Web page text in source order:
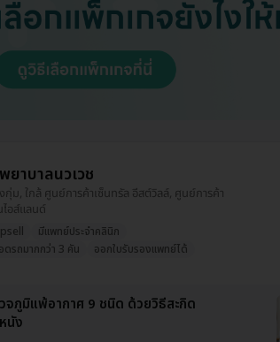
ยาบาลนวเวช
กุ่ม, ใกล้ ศูนย์การค้าเซ็นทรัล อีสต์วิลล์, ศูนย์การค้า
อส์แลนด์
มีแพทย์ประจำคลินิก
ดรถมากกว่า 3 คัน
ออกใบรับรองแพทย์ได้
จภูมิแพ้อากาศ 9 ชนิด ด้วยวิธีสะกิด
นัง